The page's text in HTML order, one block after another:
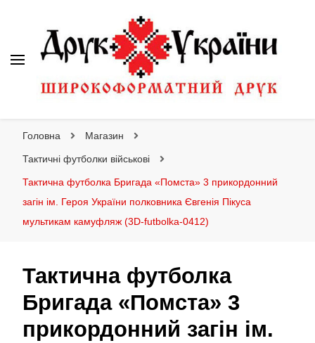
Головна Магазин
Тактичні футболки військові
Тактична футболка Бригада «Помста» 3 прикордонний
загін ім. Героя України полковника Євгенія Пікуса
мультикам камуфляж (3D-futbolka-0412)
Тактична футболка
Бригада «Помста» 3
прикордонний загін ім.